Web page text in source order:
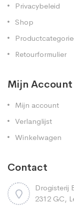
Privacybeleid
Shop
Retourformulier
Mijn Account
Mijn account
Verlanglijst
Winkelwagen
Contact
Drogisterij
2312 GC,